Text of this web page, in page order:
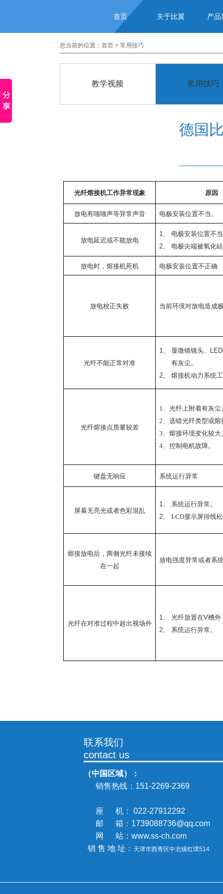
首页 关于比翼 产品
您当前的位置： 首页 > 常用技巧
教学视频 常用技巧
德国
光纤熔接机工作异常现象 原因
放电有嗤嗤声等异常声音 电极安装位置不当。
放电延迟或不能放电
1、
电极安装位置不
2、
电极尖端被氧化
放电时，熔接机死机 电极安装位置不正确
放电校正失败 当前环境对放电造成
光纤不能正常对准
1、 显微镜镜头、 LED
有灰尘。
2、
熔接机动力系统
光纤熔接点质量较差
1、光纤上附着有灰尘
2、选错光纤类型或熔
3、熔接环境变化较大
4、控制电机故障。
键盘无响应 系统运行异常
屏幕无亮光或者色彩混乱
1、
系统运行异常。
2、
LCD显示屏排线
熔接放电后，两侧光纤未接续
在一起
放电强度异常或者系
光纤在对准过程中超出视场外
1、 光纤放置在V槽外
2、
系统运行异常。
联系我们
contact us
（中国区域）：
销售热线： 151-2269-2369
座 机： 022-27912292
邮 箱：1739088736@qq.com
网 站：www.ss-ch.com
销 售 地 址： 天津市西青区中北镇红璞514